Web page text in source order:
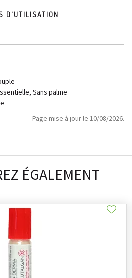
D'UTILISATION
Sans palme
Page mise à jour le 10/08/2026.
ÉGALEMENT